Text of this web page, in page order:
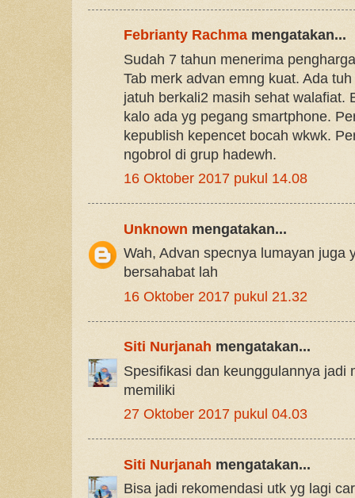
Febrianty Rachmamengatakan...
Sudah 7 tahun menerima
Tab merk advan emng kuat. Ada
jatuh berkali2 masih sehat walafiat.
kalo ada yg pegang smartphone.
kepublish kepencet bocah wkwk.
ngobrol di grup hadewh.
16 Oktober 2017 pukul 14.08
Unknown mengatakan...
Wah, Advan specnya lumayan juga
bersahabat lah
16 Oktober 2017 pukul 21.32
Siti Nurjanah mengatakan...
Spesifikasi dan keunggulannya jadi
memiliki
27 Oktober 2017 pukul 04.03
Siti Nurjanah mengatakan...
Bisa jadi rekomendasi utk yg lagi